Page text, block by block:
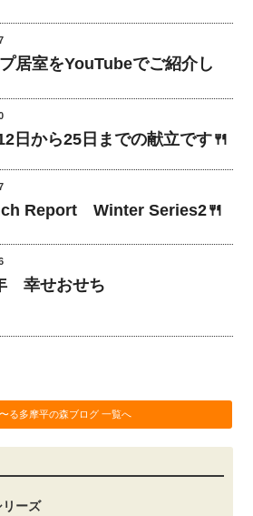
居室をYouTubeでご紹介し
日から25日までの献立です🍴
Report Winter Series2🍴
幸せおせち
る多摩平の森ブログ 一覧へ
ーズ